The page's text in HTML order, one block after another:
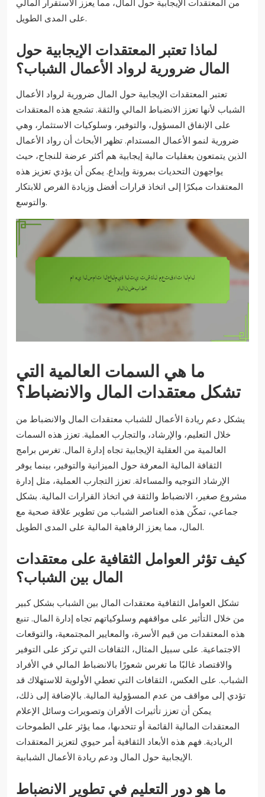
من المعتقدات الإيجابية حول المال، مما يعزز الاستقرار المالي
على المدى الطويل.
لماذا تعتبر المعتقدات الإيجابية حول
المال ضرورية لرواد الأعمال الشباب؟
تعتبر المعتقدات الإيجابية حول المال ضرورية لرواد الأعمال
الشباب لأنها تعزز الانضباط المالي والثقة. تشجع هذه المعتقدات
على الإنفاق المسؤول، والتوفير، وسلوكيات الاستثمار، وهي
ضرورية لنمو الأعمال المستدام. تظهر الأبحاث أن رواد الأعمال
الذين يتمتعون بعقليات مالية إيجابية هم أكثر عرضة للنجاح، حيث
يواجهون التحديات بمرونة وإبداع. يمكن أن يؤدي تعزيز هذه
المعتقدات مبكرًا إلى اتخاذ قرارات أفضل وزيادة الفرص للابتكار
والتوسع.
ما هي السمات العالمية التي
تشكل معتقدات المال والانضباط؟
يشكل دعم ريادة الأعمال للشباب معتقدات المال والانضباط من
خلال التعليم، والإرشاد، والتجارب العملية. تعزز هذه السمات
العالمية من العقلية الإيجابية تجاه إدارة المال. تغرس برامج
الثقافة المالية المعرفة حول الميزانية والتوفير، بينما يوفر
الإرشاد التوجيه والمساءلة. تعزز التجارب العملية، مثل إدارة
مشروع صغير، الانضباط والثقة في اتخاذ القرارات المالية. بشكل
جماعي، تمكّن هذه العناصر الشباب من تطوير علاقة صحية مع
المال، مما يعزز الرفاهية المالية على المدى الطويل.
كيف تؤثر العوامل الثقافية على معتقدات
المال بين الشباب؟
تشكل العوامل الثقافية معتقدات المال بين الشباب بشكل كبير
من خلال التأثير على مواقفهم وسلوكياتهم تجاه إدارة المال. تنبع
هذه المعتقدات من قيم الأسرة، والمعايير المجتمعية، والتوقعات
الاجتماعية. على سبيل المثال، الثقافات التي تركز على التوفير
والاقتصاد غالبًا ما تغرس شعورًا بالانضباط المالي في الأفراد
الشباب. على العكس، الثقافات التي تعطي الأولوية للاستهلاك قد
تؤدي إلى مواقف من عدم المسؤولية المالية. بالإضافة إلى ذلك،
يمكن أن تعزز تأثيرات الأقران وتصويرات وسائل الإعلام
المعتقدات المالية القائمة أو تتحدىها، مما يؤثر على الطموحات
الريادية. فهم هذه الأبعاد الثقافية أمر حيوي لتعزيز المعتقدات
الإيجابية حول المال ودعم ريادة الأعمال الشبابية.
ما هو دور التعليم في تطوير الانضباط